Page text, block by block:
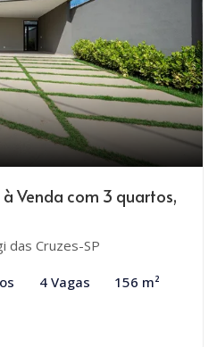
Venda com 3 quartos,
das Cruzes-SP
4 Vagas 156 m²